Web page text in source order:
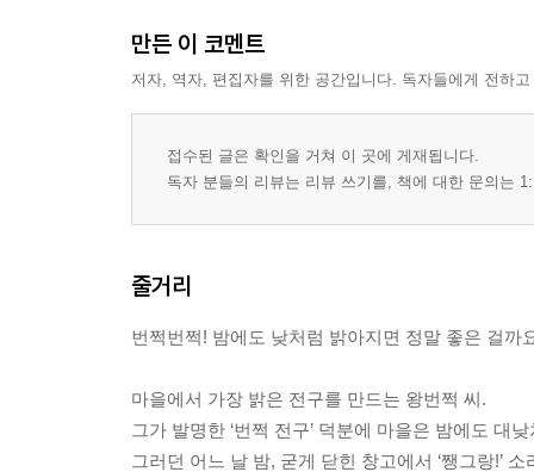
만든 이 코멘트
저자, 역자, 편집자를 위한 공간입니다. 독자들에게 전하
접수된 글은 확인을 거쳐 이 곳에 게재됩니다.
독자 분들의 리뷰는 리뷰 쓰기를, 책에 대한 문의는
줄거리
번쩍번쩍! 밤에도 낮처럼 밝아지면 정말 좋은 걸까
마을에서 가장 밝은 전구를 만드는 왕번쩍 씨.
그가 발명한 ‘번쩍 전구’ 덕분에 마을은 밤에도 대
그러던 어느 날 밤, 굳게 닫힌 창고에서 ‘쨍그랑!’